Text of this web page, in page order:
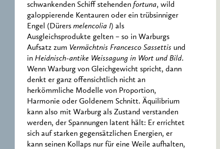
schwankenden Schiff stehenden fortuna, wild
galoppierende Kentauren oder ein trübsinniger
Engel (Dürers melencolia I) als
Ausgleichsprodukte gelten – so in Warburgs
Aufsatz zum Vermächtnis Francesco Sassettis und
in Heidnisch-antike Weissagung in Wort und Bild.
Wenn Warburg von Gleichgewicht spricht, dann
denkt er ganz offensichtlich nicht an
herkömmliche Modelle von Proportion,
Harmonie oder Goldenem Schnitt. Äquilibrium
kann also mit Warburg als Zustand verstanden
werden, der Spannungen latent hält: Er errichtet
sich auf starken gegensätzlichen Energien, er
kann seinen Kollaps nur für eine Weile aufhalten,